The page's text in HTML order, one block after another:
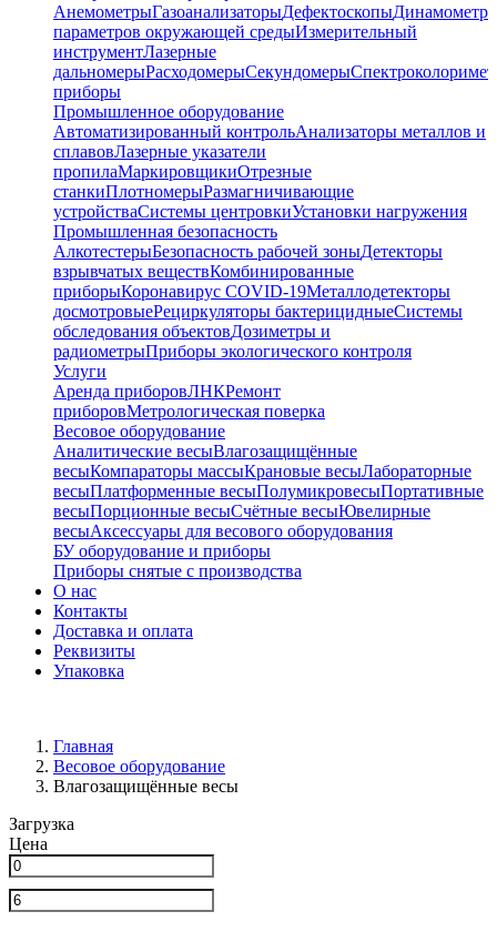
АнемометрыГазоанализаторыДефектоскопы
параметров окружающей средыИзмерительный
инструментЛазерные
дальномерыРасходомерыСекундомеры
приборы
Промышленное оборудование
Автоматизированный контрольАнализаторы металлов и
сплавовЛазерные указатели
пропилаМаркировщикиОтрезные
станкиПлотномерыРазмагничивающие
устройстваСистемы центровкиУстановки нагружения
Промышленная безопасность
АлкотестерыБезопасность рабочей зоныДетекторы
взрывчатых веществКомбинированные
приборыКоронавирус COVID-19Металлодетекторы
досмотровыеРециркуляторы бактерицидныеСистемы
обследования объектовДозиметры и
радиометрыПриборы экологического контроля
Услуги
Аренда приборовЛНКРемонт
приборовМетрологическая поверка
Весовое оборудование
Аналитические весыВлагозащищённые
весыКомпараторы массыКрановые весыЛабораторные
весыПлатформенные весыПолумикровесыПортативные
весыПорционные весыСчётные весыЮвелирные
весыАксессуары для весового оборудования
БУ оборудование и приборы
Приборы снятые с производства
О нас
Контакты
Доставка и оплата
Реквизиты
Упаковка
Главная
Весовое оборудование
Влагозащищённые весы
Загрузка
Цена